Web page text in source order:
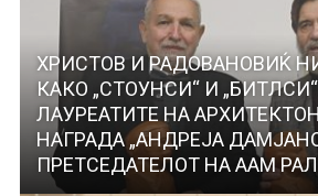
ХРИСТОВ И РАДОВАНОВИЌ
КАКО „СТОУНСИ“ И
ЛАУРЕАТИТЕ НА
НАГРАДА „АНДРЕЈА
ПРЕТСЕДАТЕЛОТ НА ААМ